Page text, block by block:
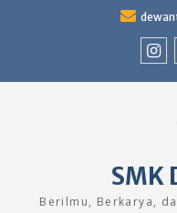
SMK
Berilmu, Berkarya,